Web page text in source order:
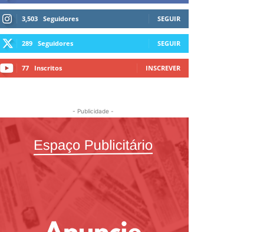
3,503 Seguidores SEGUIR
289 Seguidores SEGUIR
77 Inscritos INSCREVER
- Publicidade -